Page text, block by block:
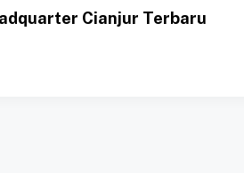
Cianjur Terbaru